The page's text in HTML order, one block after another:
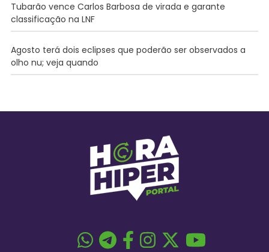
Tubarão vence Carlos Barbosa de virada e garante
classificação na LNF
Agosto terá dois eclipses que poderão ser observados a
olho nu; veja quando